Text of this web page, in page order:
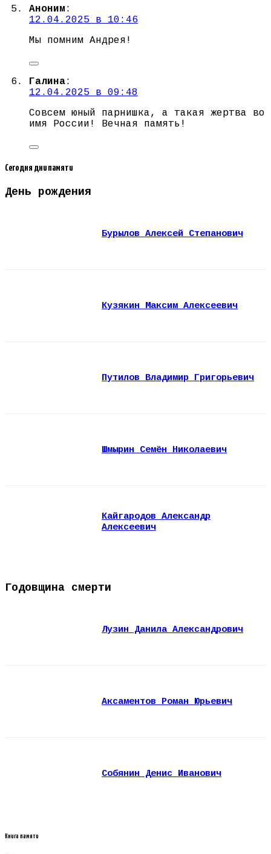
Аноним :
12.04.2025 в 10:46
Мы помним Андрея!
Галина:
12.04.2025 в 09:48
Совсем юный парнишка, а такая жертва во
имя России! Вечная память!
Сегодня дни памяти
День рождения
Бурылов Алексей Степанович
Кузякин Максим Алексеевич
Путилов Владимир Григорьевич
Шмырин Семён Николаевич
Кайгародов Александр
Алексеевич
Годовщина смерти
Лузин Данила Александрович
Аксаментов Роман Юрьевич
Собянин Денис Иванович
Книга памяти